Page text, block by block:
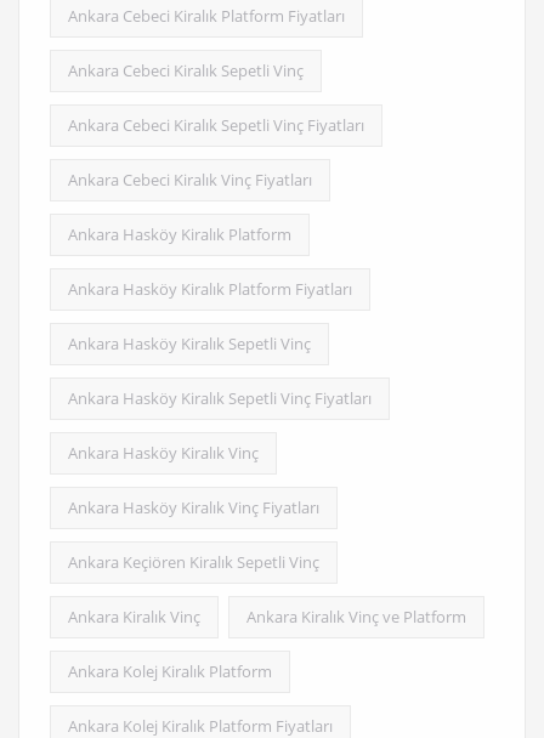
Ankara Cebeci Kiralık Platform Fiyatları
Ankara Cebeci Kiralık Sepetli Vinç
Ankara Cebeci Kiralık Sepetli Vinç Fiyatları
Ankara Cebeci Kiralık Vinç Fiyatları
Ankara Hasköy Kiralık Platform
Ankara Hasköy Kiralık Platform Fiyatları
Ankara Hasköy Kiralık Sepetli Vinç
Ankara Hasköy Kiralık Sepetli Vinç Fiyatları
Ankara Hasköy Kiralık Vinç
Ankara Hasköy Kiralık Vinç Fiyatları
Ankara Keçiören Kiralık Sepetli Vinç
Ankara Kiralık Vinç Ankara Kiralık Vinç ve Platform
Ankara Kolej Kiralık Platform
Ankara Kolej Kiralık Platform Fiyatları